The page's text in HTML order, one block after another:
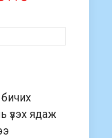
үзэх ядаж